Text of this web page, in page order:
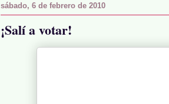
sábado, 6 de febrero de 2010
¡Salí a votar!